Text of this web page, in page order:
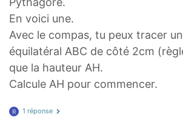
En voici une.
Avec le compas, tu peux tracer
équilatéral ABC de côté 2cm
que la hauteur AH.
Calcule AH pour commencer.
R 1 réponse